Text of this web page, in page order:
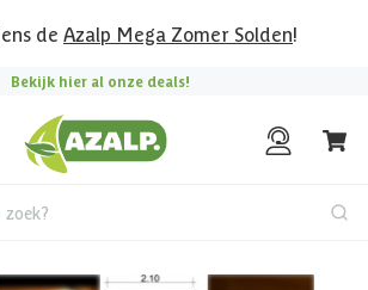
de Azalp Mega Zomer Solden!
Bekijk hier al onze deals!